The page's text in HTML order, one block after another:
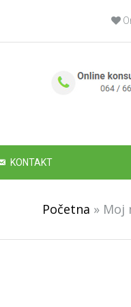
KONTAKT
Početna » Moj